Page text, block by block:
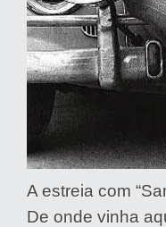
A estreia com
De onde vinha